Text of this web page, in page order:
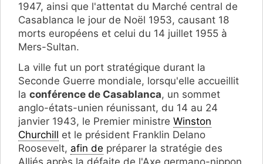
1947, ainsi que l'attentat du Marché central de
Casablanca le jour de Noël 1953, causant 18
morts européens et celui du 14 juillet 1955 à
Mers-Sultan.
La ville fut un port stratégique durant la
Seconde Guerre mondiale, lorsqu'elle accueillit
la conférence de Casablanca, un sommet
anglo-états-unien réunissant, du 14 au 24
janvier 1943, le Premier ministre Winston
Churchill et le président Franklin Delano
Roosevelt, afin de préparer la stratégie des